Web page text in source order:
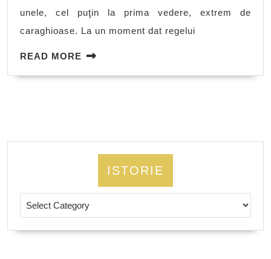
unele, cel puţin la prima vedere, extrem de
caraghioase. La un moment dat regelui
READ MORE READ
ISTORIE